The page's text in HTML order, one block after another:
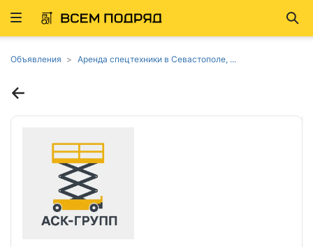
Развернуть
Объявления Аренда спецтехники в Севастополе, ...